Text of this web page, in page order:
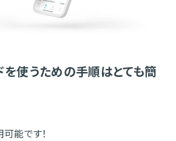
使うための手順はとても簡
能です！